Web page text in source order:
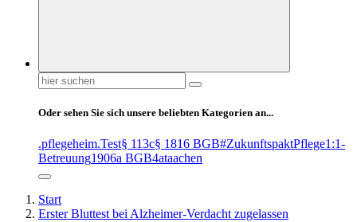
Suchen
nach:
Oder sehen Sie sich unsere beliebten Kategorien an...
.pflegeheim.Test§ 113c§ 1816 BGB#ZukunftspaktPflege1:1-
Betreuung1906a BGB4ataachen
Start
Erster Bluttest bei Alzheimer-Verdacht zugelassen